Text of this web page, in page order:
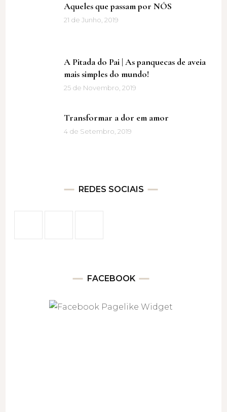
Aqueles que passam por NÓS
21 de Junho, 2019
A Pitada do Pai | As panquecas de aveia
mais simples do mundo!
25 de Novembro, 2019
Transformar a dor em amor
4 de Setembro, 2019
REDES SOCIAIS
FACEBOOK